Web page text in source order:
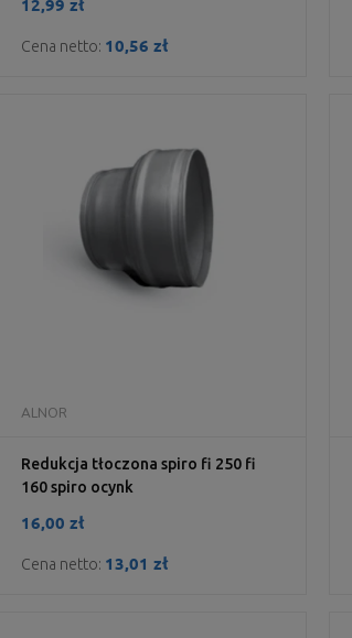
12,99 zł
Cena netto: 10,56 zł
Redukcja tłoczona spiro fi 250 fi
160 spiro ocynk
ALNOR
16,00 zł
Cena netto: 13,01 zł